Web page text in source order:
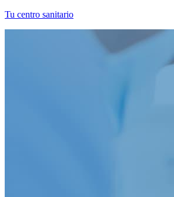
Tu centro sanitario